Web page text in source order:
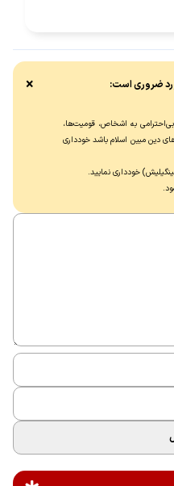
ضروری است:
به اشخاص، قومیت‌ها،
دین مبین اسلام باشد خودداری
خودداری نماييد.
×